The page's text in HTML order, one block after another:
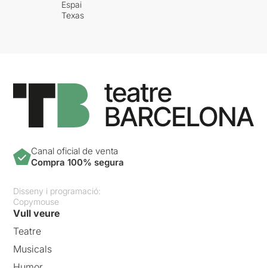
Espai
Texas
Canal oficial de venta
Compra 100% segura
Disseny i programació:
Copymouse
Vull veure
Teatre
Musicals